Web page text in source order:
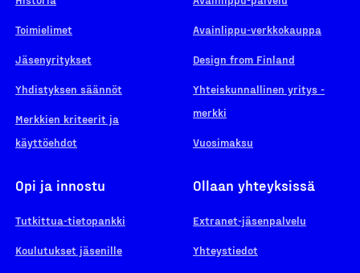
Toimielimet
Jäsenyritykset
Yhdistyksen säännöt
Merkkien kriteerit ja
käyttöehdot
Avainlippu-verkkokauppa
Design from Finland
Yhteiskunnallinen yritys -
merkki
Vuosimaksu
Opi ja innostu
Tutkittua-tietopankki
Koulutukset jäsenille
Ollaan yhteyksissä
Extranet-jäsenpalvelu
Yhteystiedot